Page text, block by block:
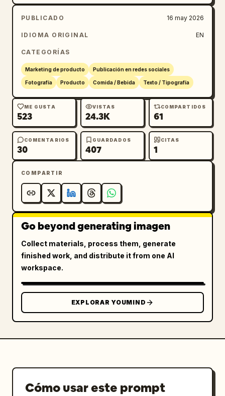
Cola en blanco debajo. Utiliza fotografía de
producto de gran consumo (FMCG)
hiperrealista, detalles macro nítidos,
equilibrado entre rojo, naranja y azul,
composición minimalista al estilo Apple,
estilo publicitario conceptual de Cannes
sin marcas de agua.
PUBLICADO 16 may 2026
IDIOMA ORIGINAL EN
CATEGORÍAS
Marketing de producto Publicación en redes sociales
Fotografía Producto Comida / Bebida Texto / Tipografía
ME GUSTA
523
VISTAS
24.3K
COMPARTIDOS
61
COMENTARIOS
30
GUARDADOS
407
CITAS
1
COMPARTIR
Go beyond generating imagen
Collect materials, process them, generate
finished work, and distribute it from one AI
workspace.
EXPLORAR YOUMIND
Cómo usar este prompt